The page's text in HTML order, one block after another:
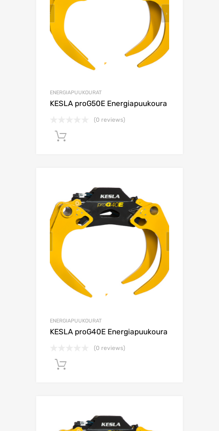
ENERGIAPUUKOURAT
KESLA proG50E Energiapuukoura
(0 reviews)
ENERGIAPUUKOURAT
KESLA proG40E Energiapuukoura
(0 reviews)